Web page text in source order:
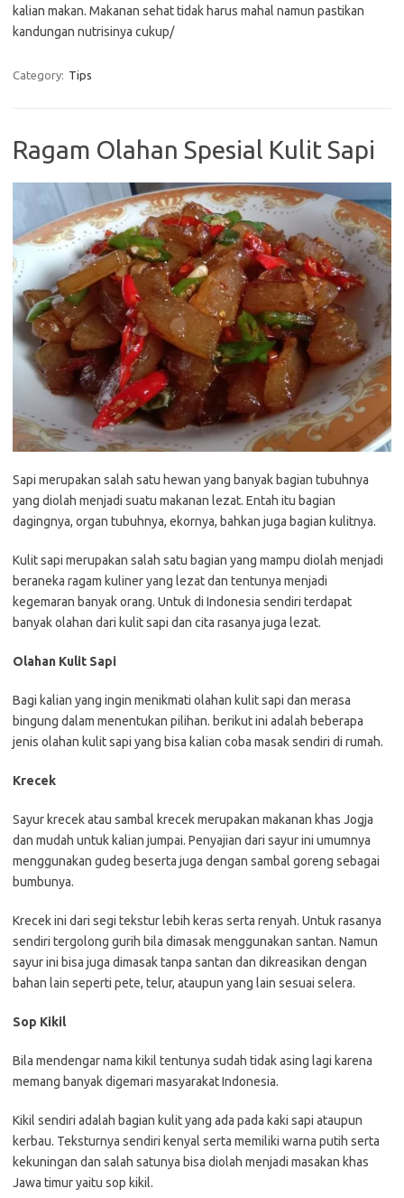
kalian makan. Makanan sehat tidak harus mahal namun pastikan
kandungan nutrisinya cukup/
Category: Tips
Ragam Olahan Spesial Kulit Sapi
Sapi merupakan salah satu hewan yang banyak bagian tubuhnya
yang diolah menjadi suatu makanan lezat. Entah itu bagian
dagingnya, organ tubuhnya, ekornya, bahkan juga bagian kulitnya.
Kulit sapi merupakan salah satu bagian yang mampu diolah menjadi
beraneka ragam kuliner yang lezat dan tentunya menjadi
kegemaran banyak orang. Untuk di Indonesia sendiri terdapat
banyak olahan dari kulit sapi dan cita rasanya juga lezat.
Olahan Kulit Sapi
Bagi kalian yang ingin menikmati olahan kulit sapi dan merasa
bingung dalam menentukan pilihan. berikut ini adalah beberapa
jenis olahan kulit sapi yang bisa kalian coba masak sendiri di rumah.
Krecek
Sayur krecek atau sambal krecek merupakan makanan khas Jogja
dan mudah untuk kalian jumpai. Penyajian dari sayur ini umumnya
menggunakan gudeg beserta juga dengan sambal goreng sebagai
bumbunya.
Krecek ini dari segi tekstur lebih keras serta renyah. Untuk rasanya
sendiri tergolong gurih bila dimasak menggunakan santan. Namun
sayur ini bisa juga dimasak tanpa santan dan dikreasikan dengan
bahan lain seperti pete, telur, ataupun yang lain sesuai selera.
Sop Kikil
Bila mendengar nama kikil tentunya sudah tidak asing lagi karena
memang banyak digemari masyarakat Indonesia.
Kikil sendiri adalah bagian kulit yang ada pada kaki sapi ataupun
kerbau. Teksturnya sendiri kenyal serta memiliki warna putih serta
kekuningan dan salah satunya bisa diolah menjadi masakan khas
Jawa timur yaitu sop kikil.